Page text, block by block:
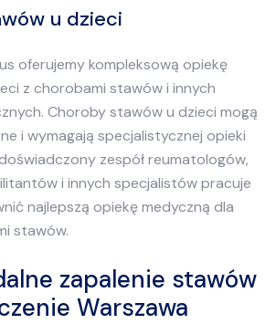
u dzieci
oferujemy kompleksową opiekę
z chorobami stawów i innych
Choroby stawów u dzieci mogą
i wymagają specjalistycznej opieki
zespół reumatologów,
i innych specjalistów pracuje
najlepszą opiekę medyczną dla
stawów.
zapalenie stawów
Warszawa